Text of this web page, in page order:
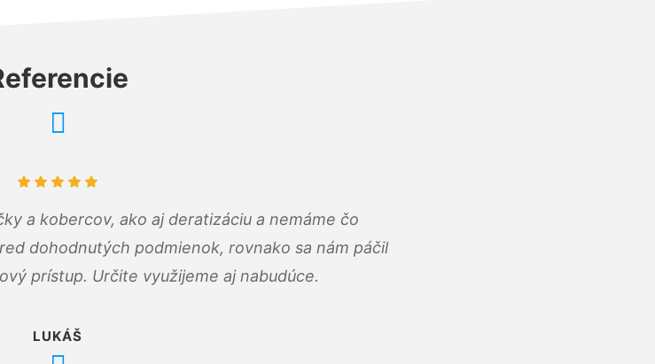
a kobercov, ako aj deratizáciu a nemáme čo
dohodnutých podmienok, rovnako sa nám páčil
prístup. Určite využijeme aj nabudúce.
LUKÁŠ